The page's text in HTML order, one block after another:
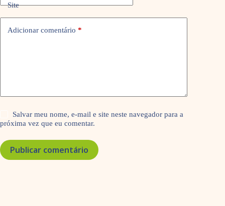
Site
Adicionar comentário *
Salvar meu nome, e-mail e site neste navegador para a
próxima vez que eu comentar.
Publicar comentário